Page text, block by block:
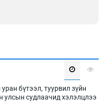
бүтээл, туурвил зүйн
улсын судлаачид хэлэлцлээ